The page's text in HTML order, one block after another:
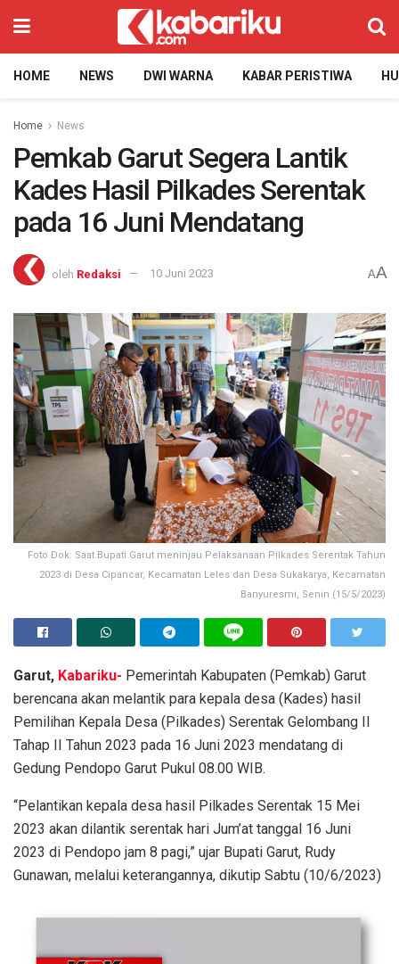
HOME NEWS DWI WARNA KABAR PERISTIWA
Home News
Pemkab Garut Segera Lantik
Kades Hasil Pilkades Serentak
pada 16 Juni Mendatang
oleh Redaksi 10 Juni 2023 AA
Foto Dok: Saat Bupati Garut meninjau Pelaksanaan Pilkades Serentak Tahun
2023 di Desa Cipancar, Kecamatan Leles dan Desa Sukakarya, Kecamatan
Banyuresmi, Senin (15/5/2023)
Garut, Kabariku- Pemerintah Kabupaten (Pemkab) Garut
berencana akan melantik para kepala desa (Kades) hasil
Pemilihan Kepala Desa (Pilkades) Serentak Gelombang II
Tahap II Tahun 2023 pada 16 Juni 2023 mendatang di
Gedung Pendopo Garut Pukul 08.00 WIB.
“Pelantikan kepala desa hasil Pilkades Serentak 15 Mei
2023 akan dilantik serentak hari Jum’at tanggal 16 Juni
2023 di Pendopo jam 8 pagi,” ujar Bupati Garut, Rudy
Gunawan, melalui keterangannya, dikutip Sabtu (10/6/2023)